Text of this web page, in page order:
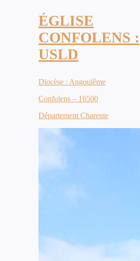
ÉGLISE
CONFOLENS :
USLD
Diocèse : Angoulême
Confolens – 16500
Département Charente